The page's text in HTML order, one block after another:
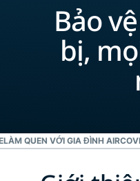
Bảo
bị,
LÀM QUEN VỚI GIA ĐÌNH